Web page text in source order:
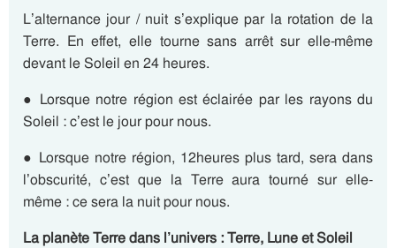
L’alternance jour / nuit s’explique par la rotation de la
Terre. En effet, elle tourne sans arrêt sur elle-même
devant le Soleil en 24 heures.
● Lorsque notre région est éclairée par les rayons du
Soleil : c’est le jour pour nous.
● Lorsque notre région, 12heures plus tard, sera dans
l’obscurité, c’est que la Terre aura tourné sur elle-
même : ce sera la nuit pour nous.
La planète Terre dans l’univers : Terre, Lune et Soleil